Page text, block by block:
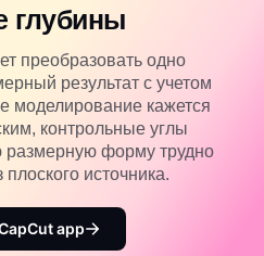
от ИИ
изображений
голоса
партнеров
глубины
преобразовать одно
результат с учетом
моделирование кажется
контрольные углы
размерную форму трудно
плоского источника.
app